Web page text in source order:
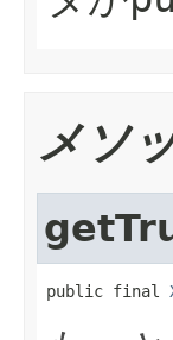
メソ
public final